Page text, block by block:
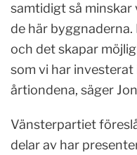
samtidigt så minskar
de här
och det skapar
som vi har
årtiondena, säger
Vänsterpartiet
delar av har